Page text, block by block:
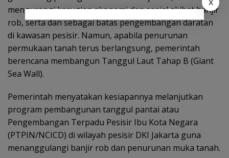
mengurangi kerugian ekonomi dan sosial akibat banjir
rob, serta dan sebagai batas pengembangan daratan
di kawasan pesisir. Namun, apabila penurunan
permukaan tanah terus berlangsung, pemerintah
berencana membangun Tanggul Laut Tahap B (Giant
Sea Wall).
Pemerintah menyatakan kesiapannya melanjutkan
program pembangunan tanggul pantai atau
Pengembangan Terpadu Pesisir Ibu Kota Negara
(PTPIN/NCICD) di wilayah pesisir DKI Jakarta guna
menanggulangi banjir rob dan penurunan muka tanah.
X